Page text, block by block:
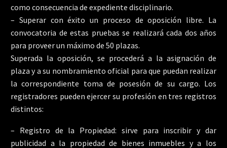
como consecuencia de expediente disciplinario.
– Superar con éxito un proceso de oposición libre. La
convocatoria de estas pruebas se realizará cada dos años
para proveer un máximo de 50 plazas.
Superada la oposición, se procederá a la asignación de
plaza y a su nombramiento oficial para que puedan realizar
la correspondiente toma de posesión de su cargo. Los
registradores pueden ejercer su profesión en tres registros
distintos:
– Registro de la Propiedad: sirve para inscribir y dar
publicidad a la propiedad de bienes inmuebles y a los